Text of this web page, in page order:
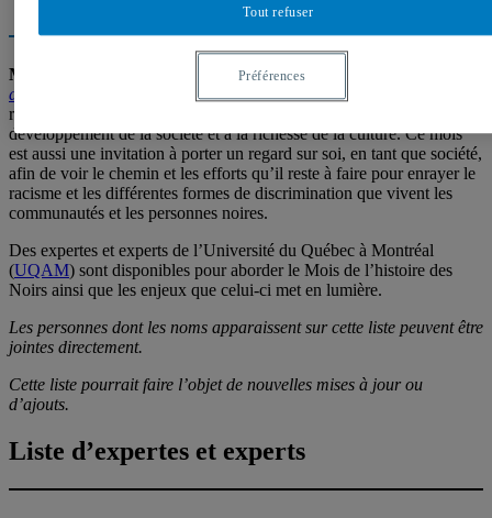
Montréal, le 26 janvier 2023 – Chaque année, le
des Noirs
est une occasion de souligner, de s’intéresser et de
reconnaître l’apport des communautés et des personnes noires au
développement de la société et à la richesse de la culture. Ce mois
est aussi une invitation à porter un regard sur soi, en tant que société,
afin de voir le chemin et les efforts qu’il reste à faire pour enrayer le
racisme et les différentes formes de discrimination que vivent les
communautés et les personnes noires.
Des expertes et experts de l’Université du Québec à Montréal
(UQAM) sont disponibles pour aborder le Mois de l’histoire des
Noirs ainsi que les enjeux que celui-ci met en lumière.
Les personnes dont les noms apparaissent sur cette liste peuvent être
jointes directement.
Cette liste pourrait faire l’objet de nouvelles mises à jour ou
d’ajouts.
Liste d’expertes et experts
Tout refuser
Préférences